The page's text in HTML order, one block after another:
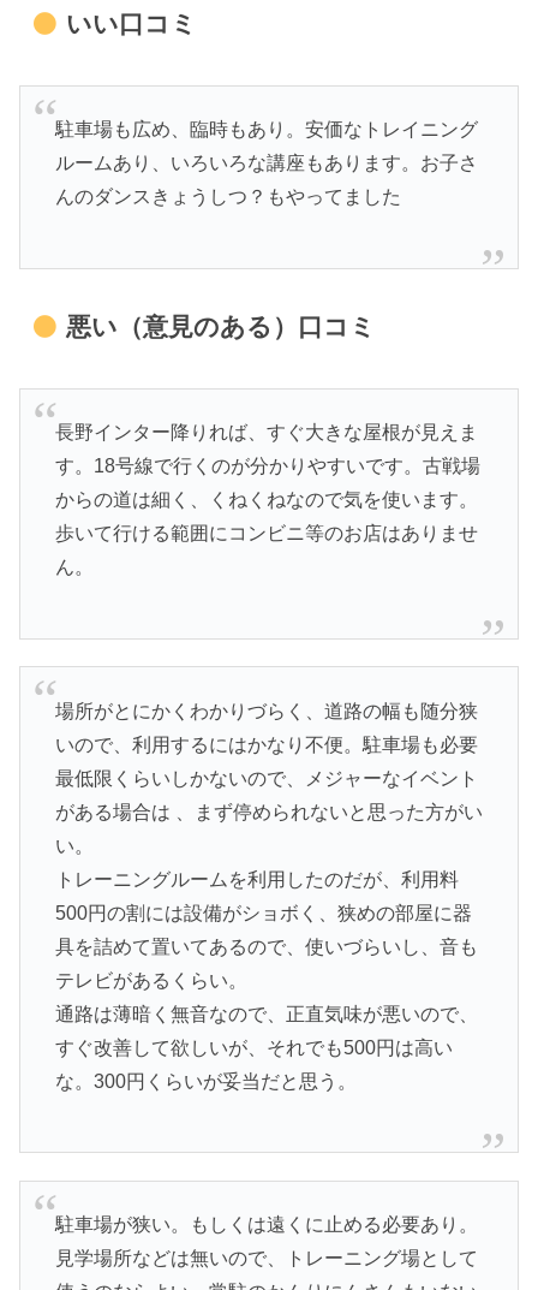
いい口コミ
駐車場も広め、臨時もあり。安価なトレイニング
ルームあり、いろいろな講座もあります。お子さ
んのダンスきょうしつ？もやってました
悪い（意見のある）口コミ
長野インター降りれば、すぐ大きな屋根が見えま
す。18号線で行くのが分かりやすいです。古戦場
からの道は細く、くねくねなので気を使います。
歩いて行ける範囲にコンビニ等のお店はありませ
ん。
場所がとにかくわかりづらく、道路の幅も随分狭
いので、利用するにはかなり不便。駐車場も必要
最低限くらいしかないので、メジャーなイベント
がある場合は 、まず停められないと思った方がい
い。
トレーニングルームを利用したのだが、利用料
500円の割には設備がショボく、狭めの部屋に器
具を詰めて置いてあるので、使いづらいし、音も
テレビがあるくらい。
通路は薄暗く無音なので、正直気味が悪いので、
すぐ改善して欲しいが、それでも500円は高い
な。300円くらいが妥当だと思う。
駐車場が狭い。もしくは遠くに止める必要あり。
見学場所などは無いので、トレーニング場として